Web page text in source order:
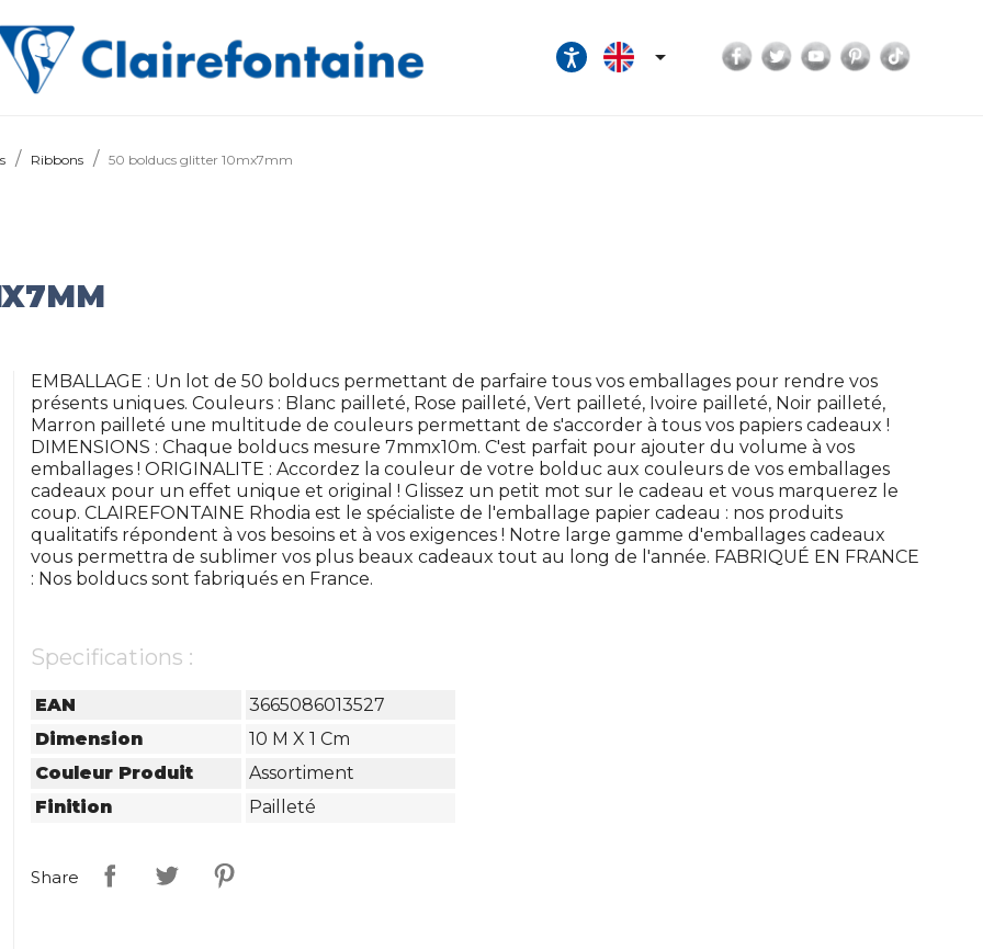
 Facebook
TwitterYouTubePinterest
Ribbons 50 bolducs glitter 10mx7mm
EMBALLAGE : Un lot de 50 bolducs permettant de parfaire tous vos emballages pour rendre vos
présents uniques. Couleurs : Blanc pailleté, Rose pailleté, Vert pailleté, Ivoire pailleté, Noir pailleté,
Marron pailleté une multitude de couleurs permettant de s'accorder à tous vos papiers cadeaux !
DIMENSIONS : Chaque bolducs mesure 7mmx10m. C'est parfait pour ajouter du volume à vos
emballages ! ORIGINALITE : Accordez la couleur de votre bolduc aux couleurs de vos emballages
cadeaux pour un effet unique et original ! Glissez un petit mot sur le cadeau et vous marquerez le
coup. CLAIREFONTAINE Rhodia est le spécialiste de l'emballage papier cadeau : nos produits
qualitatifs répondent à vos besoins et à vos exigences ! Notre large gamme d'emballages cadeaux
vous permettra de sublimer vos plus beaux cadeaux tout au long de l'année. FABRIQUÉ EN FRANCE
: Nos bolducs sont fabriqués en France.
Specifications :
EAN
3665086013527
Dimension
10 M X 1 Cm
Couleur Produit
Assortiment
Finition
Pailleté
Share